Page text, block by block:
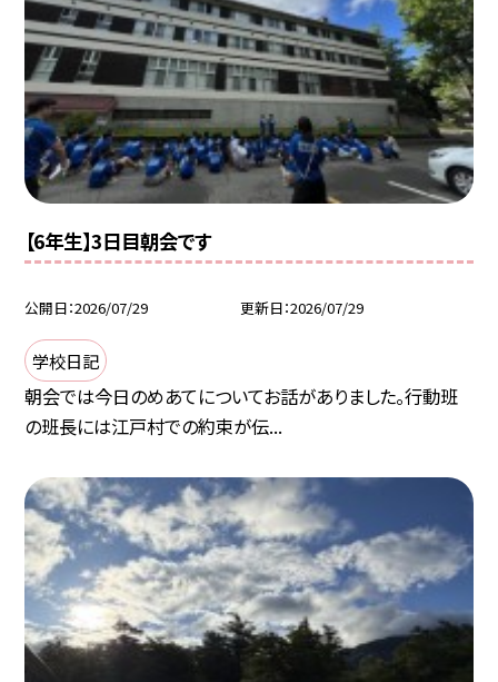
【6年生】3日目朝会です
公開日 2026/07/29 更新日 2026/07/29
学校日記
朝会では今日のめあてについてお話がありました。行動班
の班長には江戸村での約束が伝...